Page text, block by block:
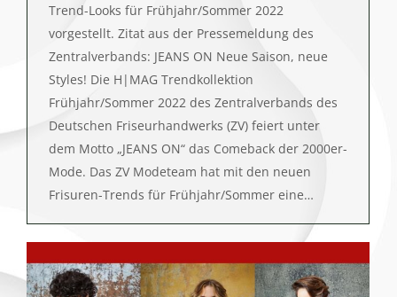
Trend-Looks für Frühjahr/Sommer 2022
vorgestellt. Zitat aus der Pressemeldung des
Zentralverbands: JEANS ON Neue Saison, neue
Styles! Die H|MAG Trendkollektion
Frühjahr/Sommer 2022 des Zentralverbands des
Deutschen Friseurhandwerks (ZV) feiert unter
dem Motto „JEANS ON“ das Comeback der 2000er-
Mode. Das ZV Modeteam hat mit den neuen
Frisuren-Trends für Frühjahr/Sommer eine…